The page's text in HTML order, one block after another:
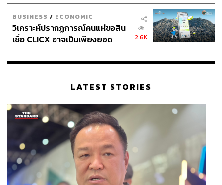
BUSINESS / ECONOMIC
วิเคราะห์ปรากฏการณ์คนแห่ขอสิน
เชื่อ CLICX อาจเป็นเพียงยอด
เรือนไทยที่ถูกซุกไว้
2.6K
LATEST STORIES